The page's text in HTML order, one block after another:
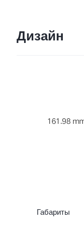
Дизайн
Габариты